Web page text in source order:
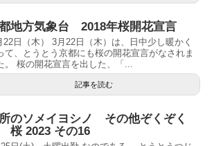
地方気象台 2018年桜開花宣言
22日（木） 3月22日（木）は、日中少し暖かく
て、とうとう京都にも桜の開花宣言がなされま
。 桜の開花宣言を出した、「...
記事を読む
のソメイヨシノ その他ぞくぞく
桜 2023 その16